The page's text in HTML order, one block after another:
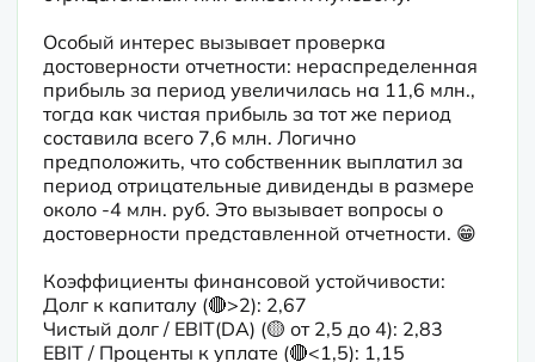
Особый интерес вызывает проверка
достоверности отчетности: нераспределенная
прибыль за период увеличилась на 11,6 млн.,
тогда как чистая прибыль за тот же период
составила всего 7,6 млн. Логично
предположить, что собственник выплатил за
период отрицательные дивиденды в размере
около -4 млн. руб. Это вызывает вопросы о
достоверности представленной отчетности. 😁
Коэффициенты финансовой устойчивости:
Долг к капиталу (🔴>2): 2,67
Чистый долг / EBIT(DA) (🟡 от 2,5 до 4): 2,83
EBIT / Проценты к уплате (🔴<1,5): 1,15